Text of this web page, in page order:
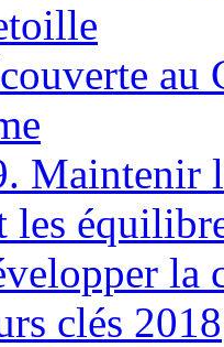
Maintenir
les
la
clés 2018